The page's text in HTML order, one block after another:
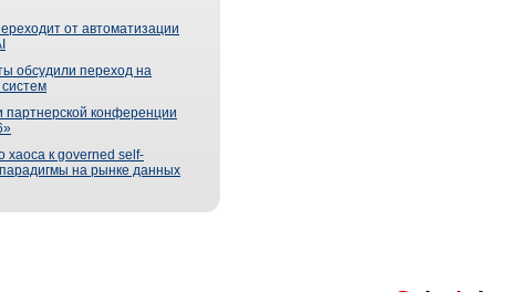
от автоматизации
обсудили переход на
конференции
хаоса к governed self-
на рынке данных